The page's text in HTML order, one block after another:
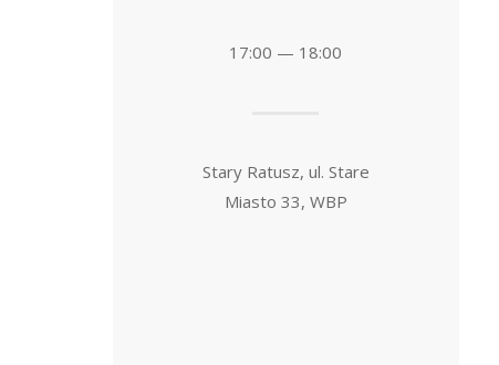
17:00 — 18:00
Stary Ratusz, ul. Stare
Miasto 33, WBP